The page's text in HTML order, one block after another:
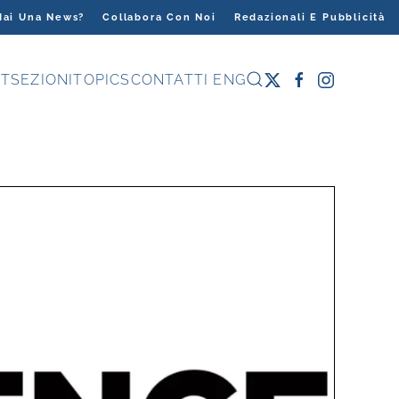
Una News? Collabora Con Noi Redazionali E Pubblicità
SEZIONITOPICSCONTATTI ENG